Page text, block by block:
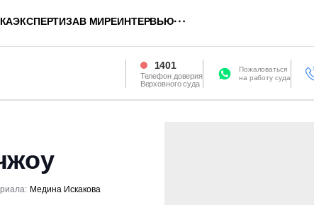
ЭКСПЕРТИЗАВ МИРЕИНТЕРВЬЮ
1401
Телефон доверия
Верховного суда
Пожаловаться
на работу суда
Медина Искакова